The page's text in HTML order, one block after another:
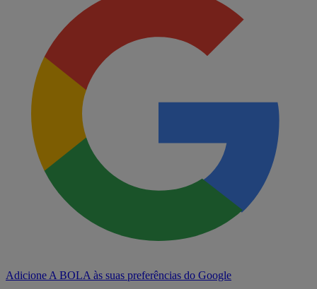
Adicione A BOLA às suas preferências do Google